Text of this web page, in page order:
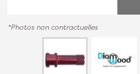
*Photos non contractuelles